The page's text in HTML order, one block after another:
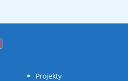
Projekty